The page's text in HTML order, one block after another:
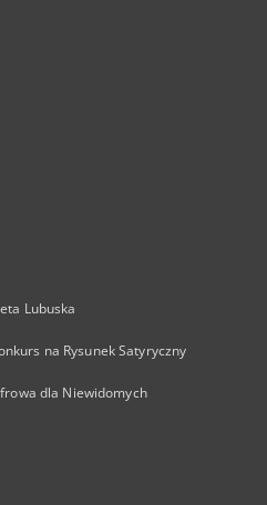
Lubuska
na Rysunek Satyryczny
dla Niewidomych